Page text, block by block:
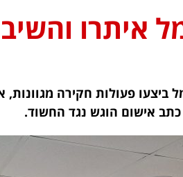
איתרו
ביצעו פעולות חקירה
כתב אישום הוגש נגד החשוד.